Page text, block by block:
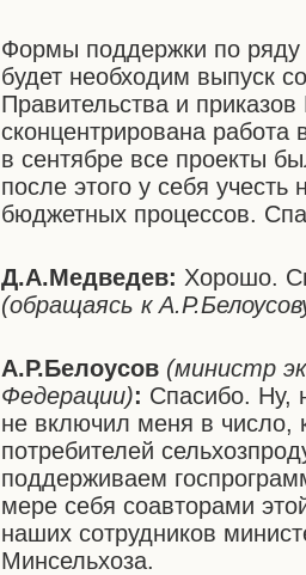
Формы поддержки по ряду
будет необходим выпуск
Правительства и
сконцентрирована
в сентябре все проекты
после этого у себя
бюджетных процессов.
Д.А.Медведев: Хорошо.
(обращаясь к
А.Р.Белоусов (министр
Федерации): Спасибо. Ну,
не включил меня в число,
потребителей
поддерживаем
мере себя соавторами
наших сотрудников
Минсельхоза.